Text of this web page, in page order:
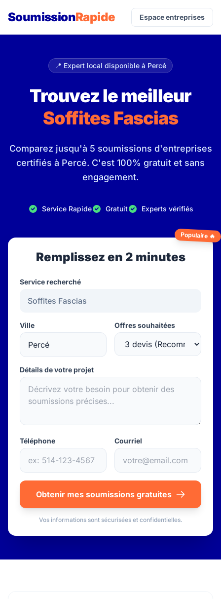
SoumissionRapide Espace entreprises
📍 Expert local disponible à Percé
Trouvez le meilleur
Soffites Fascias
Comparez jusqu'à 5 soumissions d'entreprises
certifiés à Percé. C'est 100% gratuit et sans
engagement.
Service Rapide Gratuit Experts vérifiés
Populaire 🔥
Remplissez en 2 minutes
Service recherché
Ville Offres souhaitées
Détails de votre projet
Téléphone Courriel
Obtenir mes soumissions gratuites
Vos informations sont sécurisées et confidentielles.